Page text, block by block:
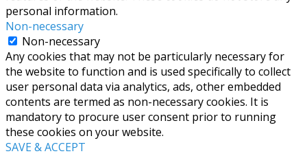
personal information.
Non-necessary
Non-necessary
Any cookies that may not be particularly necessary for
the website to function and is used specifically to collect
user personal data via analytics, ads, other embedded
contents are termed as non-necessary cookies. It is
mandatory to procure user consent prior to running
these cookies on your website.
SAVE & ACCEPT